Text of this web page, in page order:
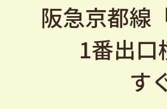
阪急京都線
1番出口
す